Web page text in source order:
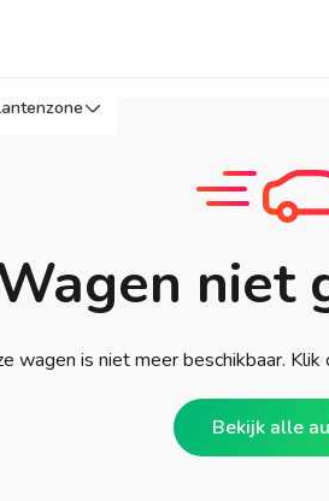
niet
wagen is niet meer beschikbaar.
Bekijk alle